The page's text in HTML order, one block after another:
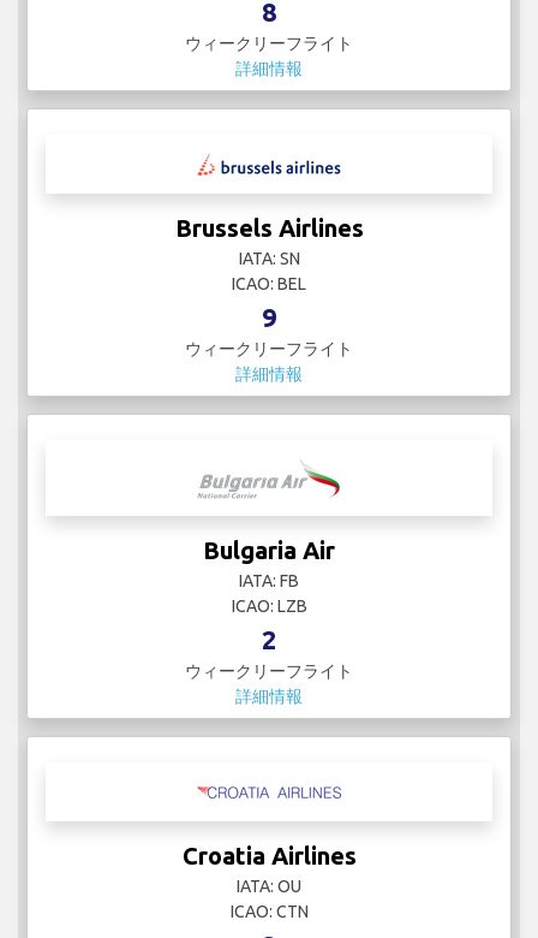
8
ウィークリーフライト
詳細情報
Brussels Airlines
IATA: SN
ICAO: BEL
9
ウィークリーフライト
詳細情報
Bulgaria Air
IATA: FB
ICAO: LZB
2
ウィークリーフライト
詳細情報
Croatia Airlines
IATA: OU
ICAO: CTN